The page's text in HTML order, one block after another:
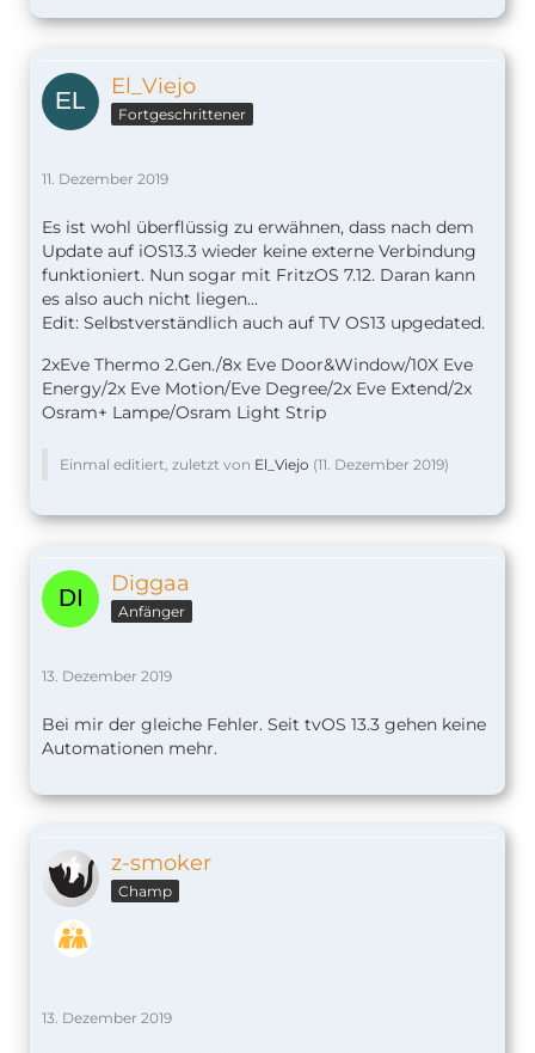
El_Viejo
Fortgeschrittener
11. Dezember 2019
Es ist wohl überflüssig zu erwähnen, dass nach dem
Update auf iOS13.3 wieder keine externe Verbindung
funktioniert. Nun sogar mit FritzOS 7.12. Daran kann
es also auch nicht liegen...
Edit: Selbstverständlich auch auf TV OS13 upgedated.
2xEve Thermo 2.Gen./8x Eve Door&Window/10X Eve
Energy/2x Eve Motion/Eve Degree/2x Eve Extend/2x
Osram+ Lampe/Osram Light Strip
Einmal editiert, zuletzt von El_Viejo (11. Dezember 2019)
Diggaa
Anfänger
13. Dezember 2019
Bei mir der gleiche Fehler. Seit tvOS 13.3 gehen keine
Automationen mehr.
z-smoker
Champ
13. Dezember 2019